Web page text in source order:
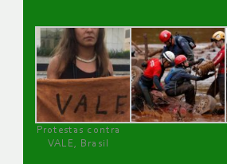
Protestas contra
VALE, Brasil